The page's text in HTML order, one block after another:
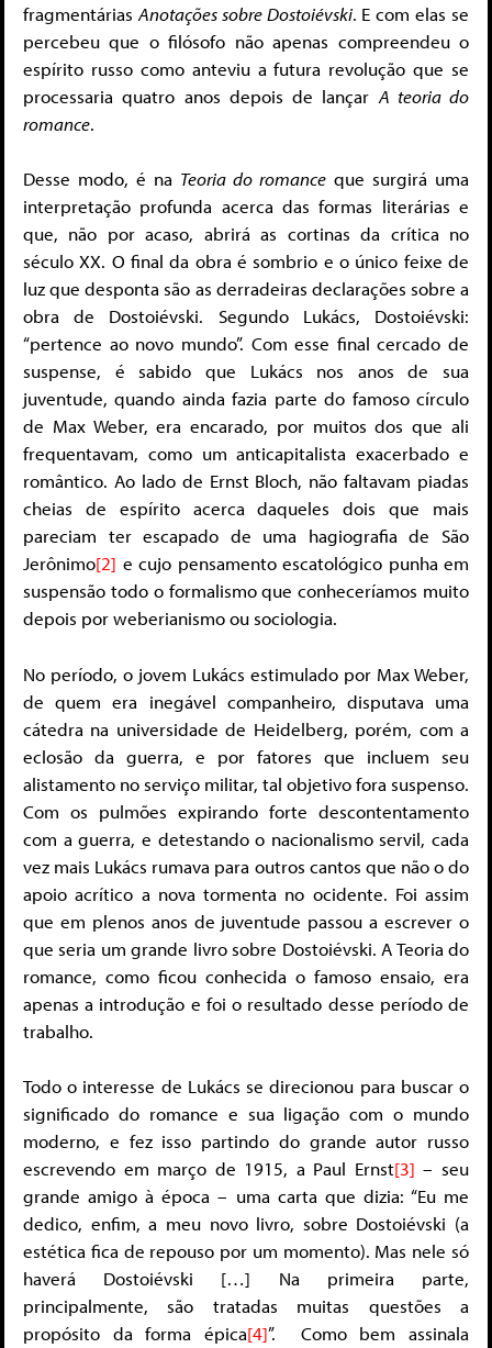
fragmentárias Anotações sobre Dostoiévski. E com elas se
percebeu que o filósofo não apenas compreendeu o
espírito russo como anteviu a futura revolução que se
processaria quatro anos depois de lançar A teoria do
romance.
Desse modo, é na Teoria do romance que surgirá uma
interpretação profunda acerca das formas literárias e
que, não por acaso, abrirá as cortinas da crítica no
século XX. O final da obra é sombrio e o único feixe de
luz que desponta são as derradeiras declarações sobre a
obra de Dostoiévski. Segundo Lukács, Dostoiévski:
“pertence ao novo mundo”. Com esse final cercado de
suspense, é sabido que Lukács nos anos de sua
juventude, quando ainda fazia parte do famoso círculo
de Max Weber, era encarado, por muitos dos que ali
frequentavam, como um anticapitalista exacerbado e
romântico. Ao lado de Ernst Bloch, não faltavam piadas
cheias de espírito acerca daqueles dois que mais
pareciam ter escapado de uma hagiografia de São
Jerônimo[2] e cujo pensamento escatológico punha em
suspensão todo o formalismo que conheceríamos muito
depois por weberianismo ou sociologia.
No período, o jovem Lukács estimulado por Max Weber,
de quem era inegável companheiro, disputava uma
cátedra na universidade de Heidelberg, porém, com a
eclosão da guerra, e por fatores que incluem seu
alistamento no serviço militar, tal objetivo fora suspenso.
Com os pulmões expirando forte descontentamento
com a guerra, e detestando o nacionalismo servil, cada
vez mais Lukács rumava para outros cantos que não o do
apoio acrítico a nova tormenta no ocidente. Foi assim
que em plenos anos de juventude passou a escrever o
que seria um grande livro sobre Dostoiévski. A Teoria do
romance, como ficou conhecida o famoso ensaio, era
apenas a introdução e foi o resultado desse período de
trabalho.
Todo o interesse de Lukács se direcionou para buscar o
significado do romance e sua ligação com o mundo
moderno, e fez isso partindo do grande autor russo
escrevendo em março de 1915, a Paul Ernst[3] – seu
grande amigo à época – uma carta que dizia: “Eu me
dedico, enfim, a meu novo livro, sobre Dostoiévski (a
estética fica de repouso por um momento). Mas nele só
haverá Dostoiévski […] Na primeira parte,
principalmente, são tratadas muitas questões a
propósito da forma épica[4]”. Como bem assinala